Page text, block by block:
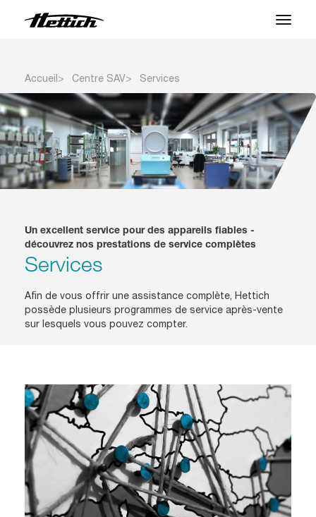
Applications
Centre SAV
À propos
Contact
Actualités et Événements
Téléchargements
Accueil Centre SAV Services
Un excellent service pour des appareils fiables -
découvrez nos prestations de service complètes
Services
Afin de vous offrir une assistance complète, Hettich
possède plusieurs programmes de service après-vente
sur lesquels vous pouvez compter.